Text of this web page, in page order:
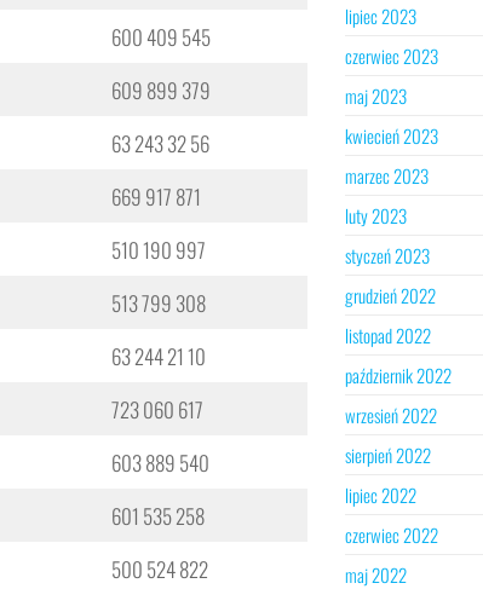
600 409 545
609 899 379
63 243 32 56
669 917 871
510 190 997
513 799 308
63 244 21 10
723 060 617
603 889 540
601 535 258
500 524 822
lipiec 2023
czerwiec 2023
maj 2023
kwiecień 2023
marzec 2023
luty 2023
styczeń 2023
grudzień 2022
listopad 2022
październik 2022
wrzesień 2022
sierpień 2022
lipiec 2022
czerwiec 2022
maj 2022